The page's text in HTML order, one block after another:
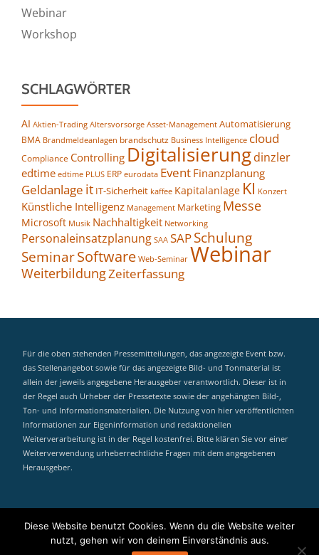
Webinar
Workshop
SCHLAGWÖRTER
AI Aktien-Trading Altersvorsorge Asset-Management Automatisierung
BMA Brandmeldeanlagen brandschutz Business Intelligence cloud
Compliance Controlling Digitalisierungdinzler
edtime edtime PLUS ERP eurodata Event Finanzplanung
Geldanlage it IT-Sicherheit kaffee Kapitalanlage KI Konzert
Künstliche Intelligenz Management Marketing Messe
Microsoft Musik Nachhaltigkeit Networking
Personaleinsatzplanung SAA SAPSchulung
SeminarSoftware Web-Seminar Webinar
WeiterbildungZeiterfassung
Für die oben stehenden Pressemitteilungen, das angezeigte Event bzw.
das Stellenangebot sowie für das angezeigte Bild- und Tonmaterial ist
allein der jeweils angegebene Herausgeber verantwortlich. Dieser ist in
der Regel auch Urheber der Pressetexte sowie der angehängten Bild-,
Ton- und Informationsmaterialien. Die Nutzung von hier veröffentlichten
Informationen zur Eigeninformation und redaktionellen
Weiterverarbeitung ist in der Regel kostenfrei. Bitte klären Sie vor einer
Weiterverwendung urheberrechtliche Fragen mit dem angegebenen
Herausgeber.
Secondary
Diese Website benutzt Cookies. Wenn du die Website weiter
nutzt, gehen wir von deinem Einverständnis aus.